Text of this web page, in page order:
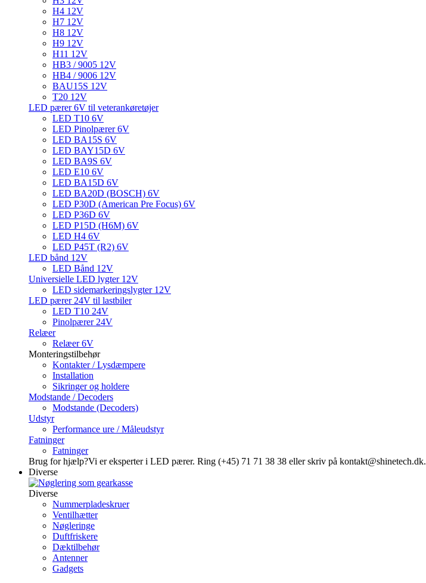
H4 12V
H7 12V
H8 12V
H9 12V
H11 12V
HB3 / 9005 12V
HB4 / 9006 12V
BAU15S 12V
T20 12V
LED pærer 6V til veterankøretøjer
LED T10 6V
LED Pinolpærer 6V
LED BA15S 6V
LED BAY15D 6V
LED BA9S 6V
LED E10 6V
LED BA15D 6V
LED BA20D (BOSCH) 6V
LED P30D (American Pre Focus) 6V
LED P36D 6V
LED P15D (H6M) 6V
LED H4 6V
LED P45T (R2) 6V
LED bånd 12V
LED Bånd 12V
Universielle LED lygter 12V
LED sidemarkeringslygter 12V
LED pærer 24V til lastbiler
LED T10 24V
Pinolpærer 24V
Relæer
Relæer 6V
Monteringstilbehør
Kontakter / Lysdæmpere
Installation
Sikringer og holdere
Modstande / Decoders
Modstande (Decoders)
Udstyr
Performance ure / Måleudstyr
Fatninger
Fatninger
Brug for hjælp?Vi er eksperter i LED pærer. Ring (+45) 71 71 38 38 eller skriv på kontakt@shinetech.dk.
Diverse
Diverse
Nummerpladeskruer
Ventilhætter
Nøgleringe
Duftfriskere
Dæktilbehør
Antenner
Gadgets